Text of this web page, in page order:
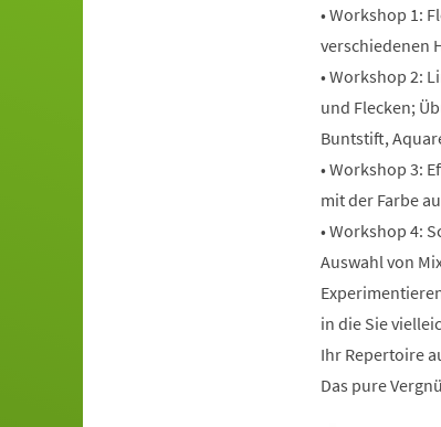
• Workshop 1:
verschiedenen
• Workshop 2:
und Flecken;
Buntstift,
• Workshop 3:
mit der Farbe
• Workshop 4:
Auswahl von
in die Sie
Ihr Repertoire
Das pure